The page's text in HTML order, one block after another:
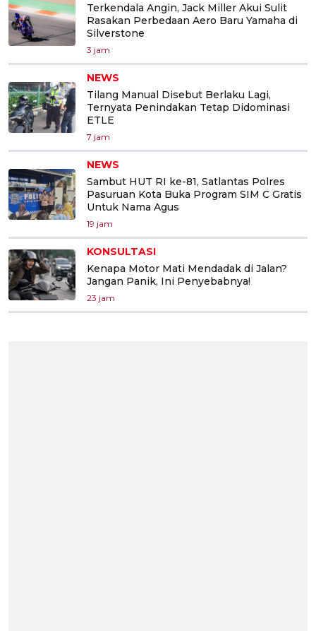
Terkendala Angin, Jack Miller Akui Sulit
Rasakan Perbedaan Aero Baru Yamaha di
Silverstone
3 jam
NEWS
Tilang Manual Disebut Berlaku Lagi,
Ternyata Penindakan Tetap Didominasi
ETLE
7 jam
NEWS
Sambut HUT RI ke-81, Satlantas Polres
Pasuruan Kota Buka Program SIM C Gratis
Untuk Nama Agus
19 jam
KONSULTASI
Kenapa Motor Mati Mendadak di Jalan?
Jangan Panik, Ini Penyebabnya!
23 jam